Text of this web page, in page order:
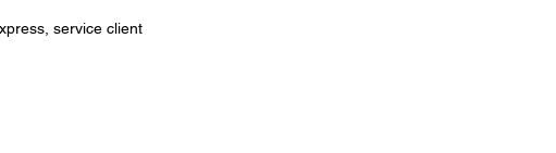
service client